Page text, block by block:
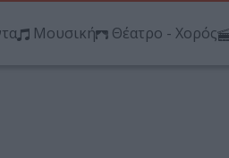
Μουσική Θέατρο - Χορός